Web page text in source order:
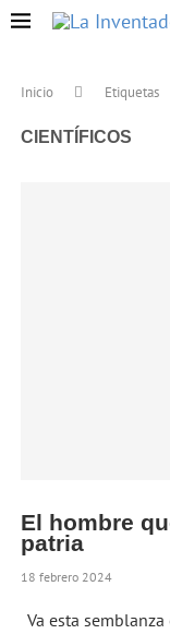
Inicio Etiquetas
CIENTÍFICOS
El hombre
patria
18 febrero 2024
Va esta